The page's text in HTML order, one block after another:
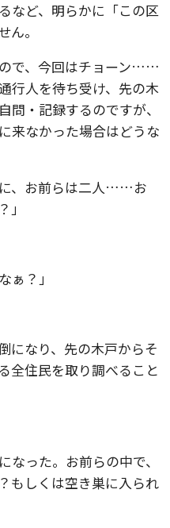
など、明らかに「この区
。
で、今回はチョーン……
行人を待ち受け、先の木
問・記録するのですが、
来なかった場合はどうな
に、お前らは二人……お
ぁ？」
になり、先の木戸からそ
全住民を取り調べること
なった。お前らの中で、
もしくは空き巣に入られ